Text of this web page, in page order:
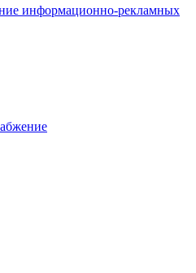
информационно-рекламных